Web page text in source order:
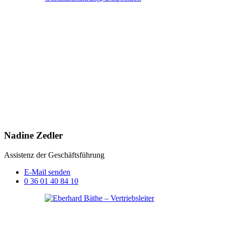
Nadine Zedler
Assistenz der Geschäftsführung
E-Mail senden
0 36 01 40 84 10